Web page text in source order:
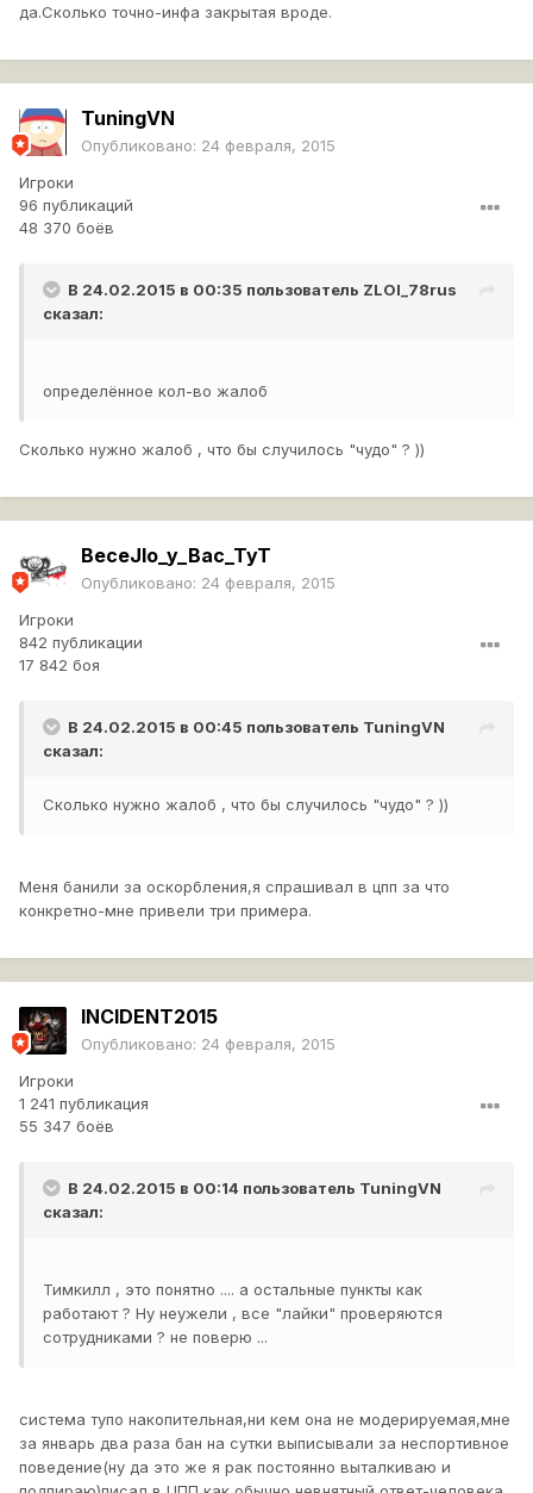
да.Сколько точно-инфа закрытая вроде.
TuningVN
Опубликовано: 24 февраля, 2015
Игроки
96 публикаций
48 370 боёв
В 24.02.2015 в 00:35 пользователь ZLOI_78rus
сказал:
определённое кол-во жалоб
Сколько нужно жалоб , что бы случилось "чудо" ? ))
BeceJIo_y_Bac_TyT
Опубликовано: 24 февраля, 2015
Игроки
842 публикации
17 842 боя
В 24.02.2015 в 00:45 пользователь TuningVN
сказал:
Сколько нужно жалоб , что бы случилось "чудо" ? ))
Меня банили за оскорбления,я спрашивал в цпп за что
конкретно-мне привели три примера.
INCIDENT2015
Опубликовано: 24 февраля, 2015
Игроки
1 241 публикация
55 347 боёв
В 24.02.2015 в 00:14 пользователь TuningVN
сказал:
Тимкилл , это понятно .... а остальные пункты как
работают ? Ну неужели , все "лайки" проверяются
сотрудниками ? не поверю ...
система тупо накопительная,ни кем она не модерируемая,мне
за январь два раза бан на сутки выписывали за неспортивное
поведение(ну да это же я рак постоянно выталкиваю и